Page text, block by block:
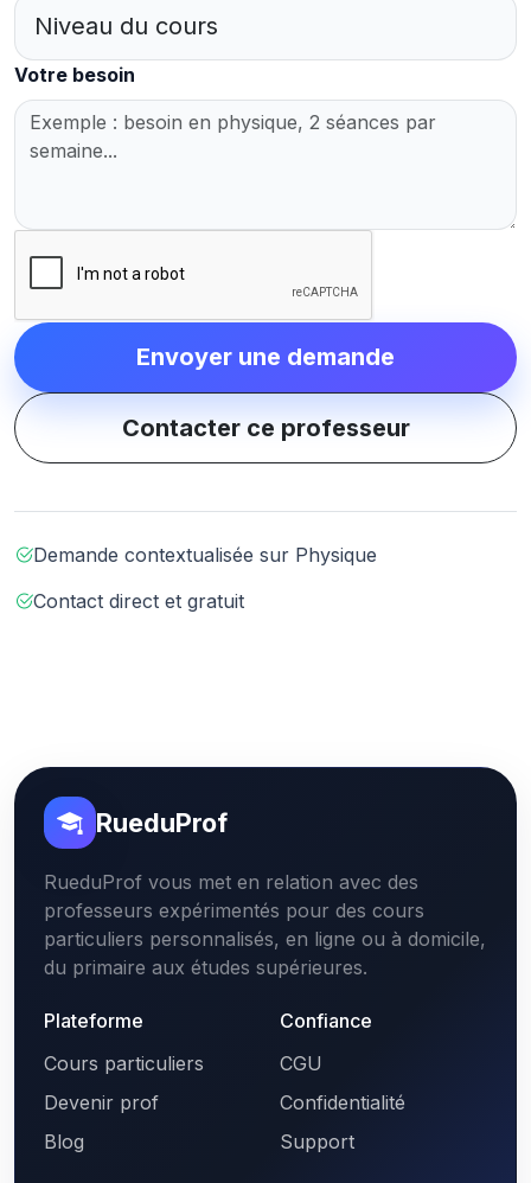
Votre besoin
Envoyer une demande
Contacter ce professeur
Demande contextualisée sur Physique
Contact direct et gratuit
RueduProf
RueduProf vous met en relation avec des
professeurs expérimentés pour des cours
particuliers personnalisés, en ligne ou à domicile,
du primaire aux études supérieures.
Plateforme
Cours particuliers
Devenir prof
Blog
Confiance
CGU
Confidentialité
Support